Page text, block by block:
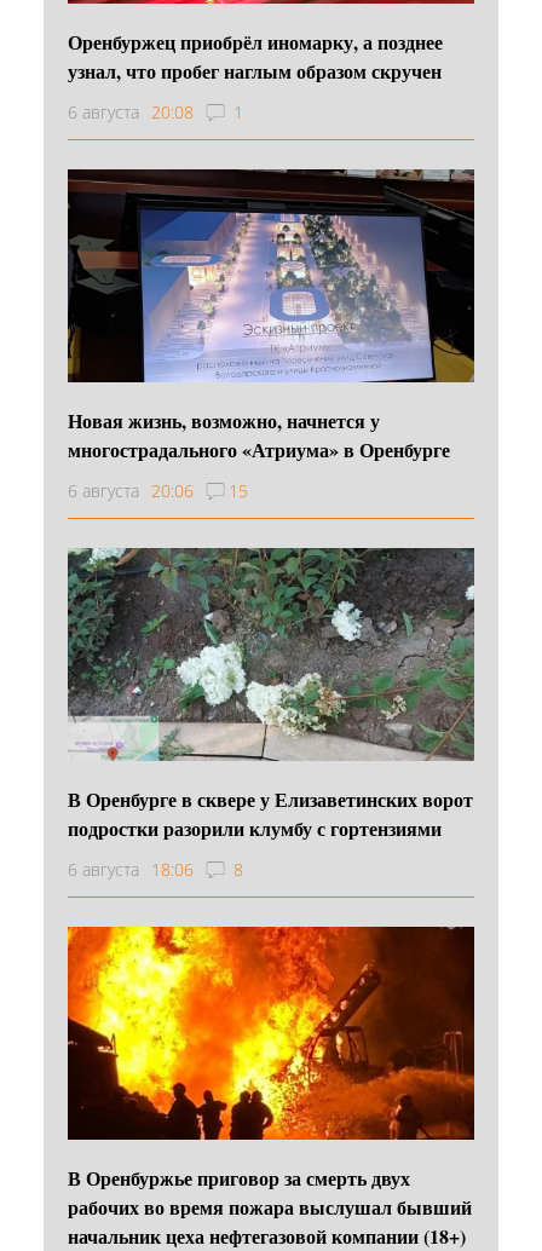
Оренбуржец приобрёл иномарку, а позднее
узнал, что пробег наглым образом скручен
6 августа 20:08 1
Новая жизнь, возможно, начнется у
многострадального «Атриума» в Оренбурге
6 августа 20:06 15
В Оренбурге в сквере у Елизаветинских ворот
подростки разорили клумбу с гортензиями
6 августа 18:06 8
В Оренбуржье приговор за смерть двух
рабочих во время пожара выслушал бывший
начальник цеха нефтегазовой компании (18+)